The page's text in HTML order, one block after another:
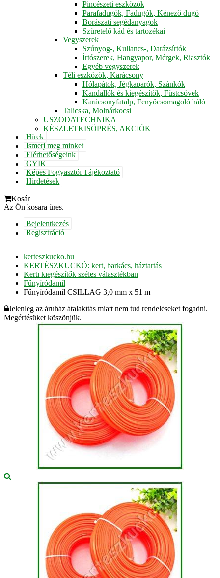
Pincészeti eszközök
Parafadugók, Fadugók, Kénező dugó
Borászati segédanyagok
Szüretelő kád és tartozékai
Vegyszerek
Szúnyog-, Kullancs-, Darázsírtók
Írtószerek, Hangyapor, Mérgek, Riasztók
Egyéb vegyszerek
Téli eszközök, Karácsony
Hólapátok, Jégkaparók, Szánkók
Kandallók és kiegészítők, Füstcsövek
Karácsonyfatalp, Fenyőcsomagoló háló
Talicska, Molnárkocsi
USZODATECHNIKA
KÉSZLETKISÖPRÉS, AKCIÓK
Hírek
Ismerj meg minket
Elérhetőségeink
GYIK
Képes Fogyasztói Tájékoztató
Hirdetések
Kosár
Az Ön kosara üres.
Bejelentkezés
Regisztráció
kerteszkucko.hu
KERTÉSZKUCKÓ: kert, barkács, háztartás
Kerti kiegészítők széles választékban
Fűnyíródamil
Fűnyíródamil CSILLAG 3,0 mm x 51 m
Jelenleg az áruház átalakítás miatt nem tud rendeléseket fogadni.
Megértésüket köszönjük.